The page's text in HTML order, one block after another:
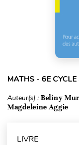
MATHS - 6E
Auteur(s) : Beliny
Magdeleine Aggie
LIVRE